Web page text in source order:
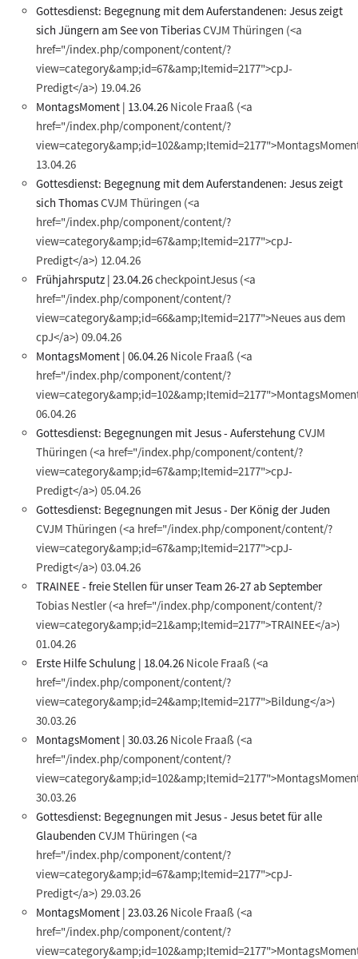
Gottesdienst: Begegnung mit dem Auferstandenen: Jesus zeigt
sich Jüngern am See von TiberiasCVJM Thüringen (<a
href="/index.php/component/content/?
view=category&amp;id=67&amp;Itemid=2177">cpJ-
Predigt</a>) 19.04.26
MontagsMoment | 13.04.26 Nicole Fraaß (<a
href="/index.php/component/content/?
13.04.26
Gottesdienst: Begegnung mit dem Auferstandenen: Jesus zeigt
sich ThomasCVJM Thüringen (<a
href="/index.php/component/content/?
view=category&amp;id=67&amp;Itemid=2177">cpJ-
Predigt</a>) 12.04.26
Frühjahrsputz | 23.04.26checkpointJesus (<a
href="/index.php/component/content/?
view=category&amp;id=66&amp;Itemid=2177">Neues aus dem
cpJ</a>) 09.04.26
MontagsMoment | 06.04.26 Nicole Fraaß (<a
href="/index.php/component/content/?
06.04.26
Gottesdienst: Begegnungen mit Jesus - AuferstehungCVJM
Thüringen (<a href="/index.php/component/content/?
view=category&amp;id=67&amp;Itemid=2177">cpJ-
Predigt</a>) 05.04.26
Gottesdienst: Begegnungen mit Jesus - Der König der Juden
CVJM Thüringen (<a href="/index.php/component/content/?
view=category&amp;id=67&amp;Itemid=2177">cpJ-
Predigt</a>) 03.04.26
TRAINEE - freie Stellen für unser Team 26-27 ab September
Tobias Nestler(<a href="/index.php/component/content/?
view=category&amp;id=21&amp;Itemid=2177">TRAINEE</a>)
01.04.26
Erste Hilfe Schulung | 18.04.26 Nicole Fraaß (<a
href="/index.php/component/content/?
view=category&amp;id=24&amp;Itemid=2177">Bildung</a>)
30.03.26
MontagsMoment | 30.03.26 Nicole Fraaß (<a
href="/index.php/component/content/?
30.03.26
Gottesdienst: Begegnungen mit Jesus - Jesus betet für alle
Glaubenden CVJM Thüringen (<a
href="/index.php/component/content/?
view=category&amp;id=67&amp;Itemid=2177">cpJ-
Predigt</a>) 29.03.26
MontagsMoment | 23.03.26 Nicole Fraaß (<a
href="/index.php/component/content/?